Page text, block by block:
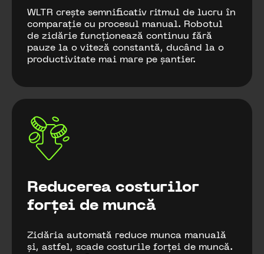
WLTR crește semnificativ ritmul de lucru în
comparație cu procesul manual. Robotul
de zidărie funcționează continuu fără
pauze la o viteză constantă, ducând la o
productivitate mai mare pe șantier.
Reducerea costurilor
forței de muncă
Zidăria automată reduce munca manuală
și, astfel, scade costurile forței de muncă.